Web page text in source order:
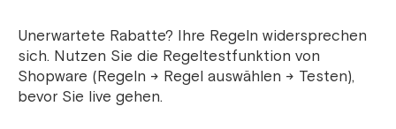
Unerwartete Rabatte? Ihre Regeln widersprechen
sich. Nutzen Sie die Regeltestfunktion von
Shopware (Regeln → Regel auswählen → Testen),
bevor Sie live gehen.